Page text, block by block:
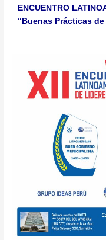
ENCUENTRO
“Buenas Prácticas